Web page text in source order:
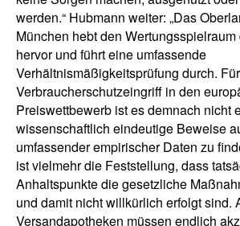
werden.“ Hubmann weiter: „Das
München hebt den
hervor und führt eine umfassende
Verhältnismäßigkeitsprüfung durch.
Verbraucherschutzeingriff in den
Preiswettbewerb ist es demnach nicht
wissenschaftlich eindeutige Beweise
umfassender empirischer Daten zu
ist vielmehr die Feststellung, dass
Anhaltspunkte die gesetzliche
und damit nicht willkürlich erfolgt sind.
Versandapotheken müssen endlich